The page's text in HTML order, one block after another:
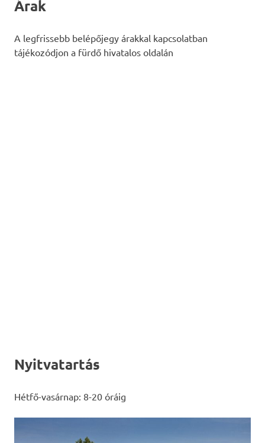
Árak
A legfrissebb belépőjegy árakkal kapcsolatban
tájékozódjon a fürdő hivatalos oldalán
Nyitvatartás
Hétfő-vasárnap: 8-20 óráig